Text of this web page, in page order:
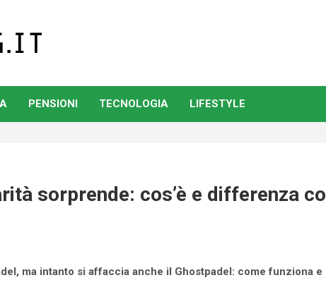
PENSIONI TECNOLOGIA LIFESTYLE
sorprende: cos’è e differenza col
ma intanto si affaccia anche il Ghostpadel: come funziona e